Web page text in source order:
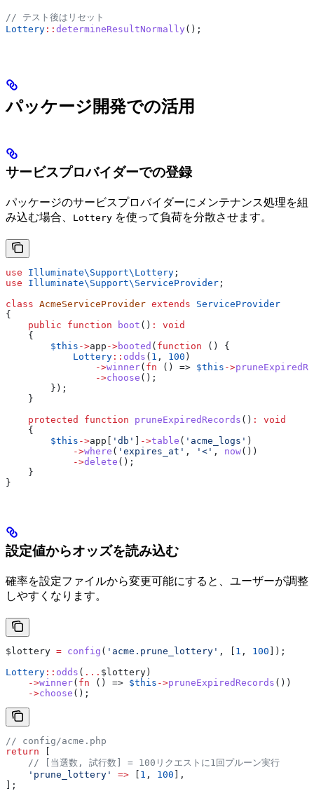
// テスト後はリセット
Lottery :: determineResultNormally ();
パッケージ開発での活用
サービスプロバイダーでの登録
パッケージのサービスプロバイダーにメンテナンス処理を組
み込む場合、
Lottery を使って負荷を分散させます。
use Illuminate\Support\ Lottery ;
use Illuminate\Support\ ServiceProvider ;
class AcmeServiceProvider extends ServiceProvider
{
    public
function boot () :
void
    {
        $this
->app ->booted ( function () {
            Lottery
:: odds ( 1 , 100 )
                ->
winner( fn () => $this ->
                ->
choose ();
        });
    }
    protected
function pruneExpiredRecords () :
void
    {
        $this
->app 'db' ->table ( 'acme_logs' )
            ->
where ( 'expires_at' , '<' , now())
            ->
delete ();
    }
}
設定値からオッズを読み込む
確率を設定ファイルから変更可能にすると、ユーザーが調整
しやすくなります。
$lottery = config ( 'acme.prune_lottery' , [ 1 , 100 ]);
Lottery :: odds ( ... $lottery )
    ->
winner( fn () => $this ->pruneExpiredRecords ())
    ->
choose ();
// config/acme.php
return
    // [当選数, 試行数] = 100リクエストに1回プルーン実行
    'prune_lottery'
=> 1 , 100 ],
];